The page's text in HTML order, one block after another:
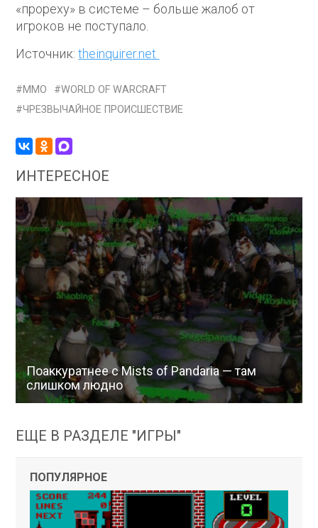
«прореху» в системе – больше жалоб от
игроков не поступало.
Источник:theinquirer.net
MMO
WORLD OF WARCRAFT
ЧРЕЗВЫЧАЙНОЕ ПРОИСШЕСТВИЕ
ИНТЕРЕСНОЕ
Поаккуратнее с Mists of Pandaria — там
слишком людно
ЕЩЕ В РАЗДЕЛЕ "ИГРЫ"
ПОПУЛЯРНОЕ